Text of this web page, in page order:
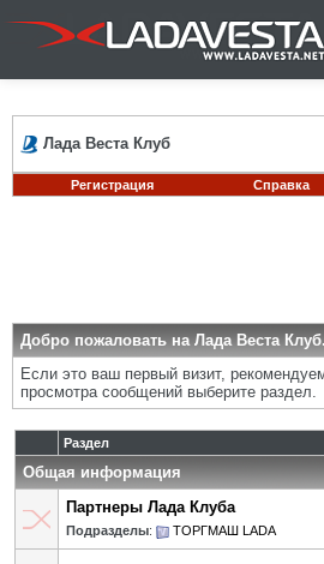
Лада Веста Клуб
Регистрация Справка
Добро пожаловать на Лада Веста
Если это ваш первый визит,
просмотра сообщений выберите раздел.
Раздел
Общая информация
Партнеры Лада Клуба
Подразделы: ТОРГМАШ LADA